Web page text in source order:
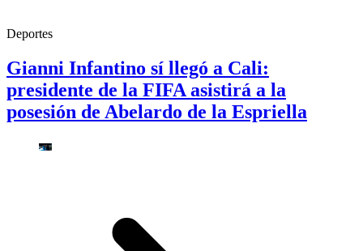
Deportes
Gianni Infantino sí llegó a Cali:
presidente de la FIFA asistirá a la
posesión de Abelardo de la Espriella